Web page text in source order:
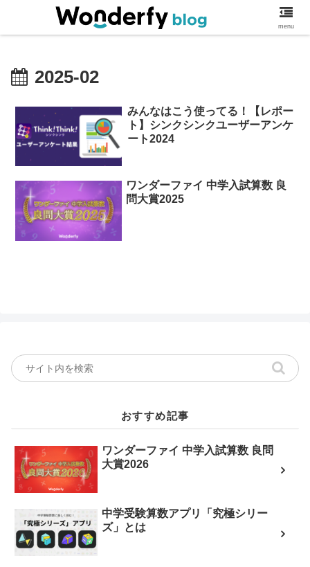
ワンダーファイブログ
2025-02
みんなはこう使ってる！【レポー
ト】シンクシンクユーザーアンケ
ート2024
ワンダーファイ 中学入試算数 良
問大賞2025
おすすめ記事
ワンダーファイ 中学入試算数 良問
大賞2026
中学受験算数アプリ「究極シリー
ズ」とは
menu